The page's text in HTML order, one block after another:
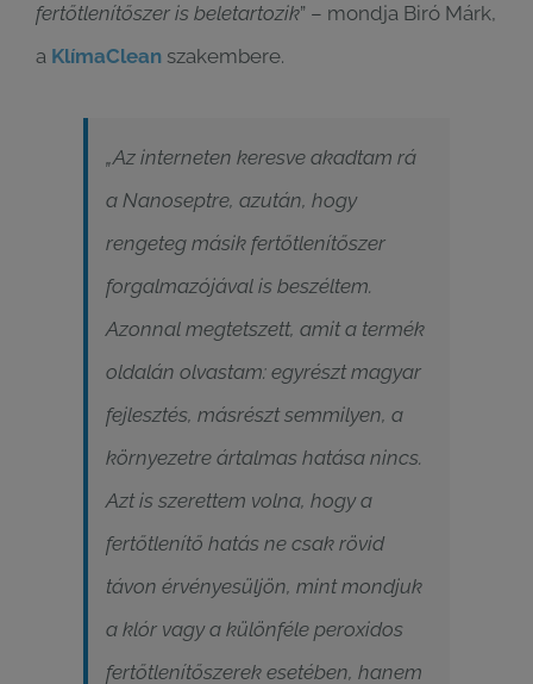
fertőtlenítőszer is beletartozik” – mondja Biró Márk,
a KlímaClean szakembere.
„Az interneten keresve akadtam rá
a Nanoseptre, azután, hogy
rengeteg másik fertőtlenítőszer
forgalmazójával is beszéltem.
Azonnal megtetszett, amit a termék
oldalán olvastam: egyrészt magyar
fejlesztés, másrészt semmilyen, a
környezetre ártalmas hatása nincs.
Azt is szerettem volna, hogy a
fertőtlenítő hatás ne csak rövid
távon érvényesüljön, mint mondjuk
a klór vagy a különféle peroxidos
fertőtlenítőszerek esetében, hanem